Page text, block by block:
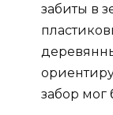
забиты в
забор мог